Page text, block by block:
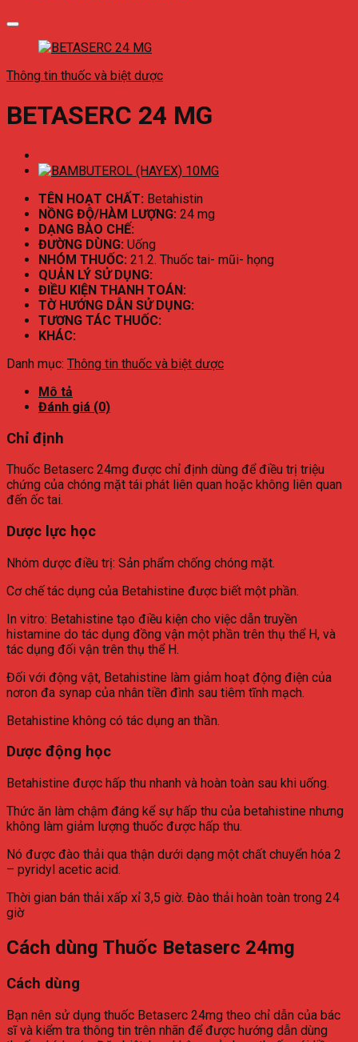
Thông tin thuốc và biệt dược
BETASERC 24 MG
TÊN HOẠT CHẤT: Betahistin
NỒNG ĐỘ/HÀM LƯỢNG: 24 mg
DẠNG BÀO CHẾ:
ĐƯỜNG DÙNG: Uống
NHÓM THUỐC: 21.2. Thuốc tai- mũi- họng
QUẢN LÝ SỬ DỤNG:
ĐIỀU KIỆN THANH TOÁN:
TỜ HƯỚNG DẪN SỬ DỤNG:
TƯƠNG TÁC THUỐC:
KHÁC:
Danh mục: Thông tin thuốc và biệt dược
Mô tả
Đánh giá (0)
Chỉ định
Thuốc Betaserc 24mg được chỉ định dùng để điều trị triệu
chứng của chóng mặt tái phát liên quan hoặc không liên quan
đến ốc tai.
Dược lực học
Nhóm dược điều trị: Sản phẩm chống chóng mặt.
Cơ chế tác dụng của Betahistine được biết một phần.
In vitro: Betahistine tạo điều kiện cho việc dẫn truyền
histamine do tác dụng đồng vận một phần trên thụ thể H, và
tác dụng đối vận trên thụ thể H.
Đối với động vật, Betahistine làm giảm hoạt động điện của
nơron đa synap của nhân tiền đình sau tiêm tĩnh mạch.
Betahistine không có tác dụng an thần.
Dược động học
Betahistine được hấp thu nhanh và hoàn toàn sau khi uống.
Thức ăn làm chậm đáng kể sự hấp thu của betahistine nhưng
không làm giảm lượng thuốc được hấp thu.
Nó được đào thải qua thận dưới dạng một chất chuyển hóa 2
– pyridyl acetic acid.
Thời gian bán thải xấp xỉ 3,5 giờ. Đào thải hoàn toàn trong 24
giờ
Cách dùng Thuốc Betaserc 24mg
Cách dùng
Bạn nên sử dụng thuốc Betaserc 24mg theo chỉ dẫn của bác
sĩ và kiểm tra thông tin trên nhãn để được hướng dẫn dùng